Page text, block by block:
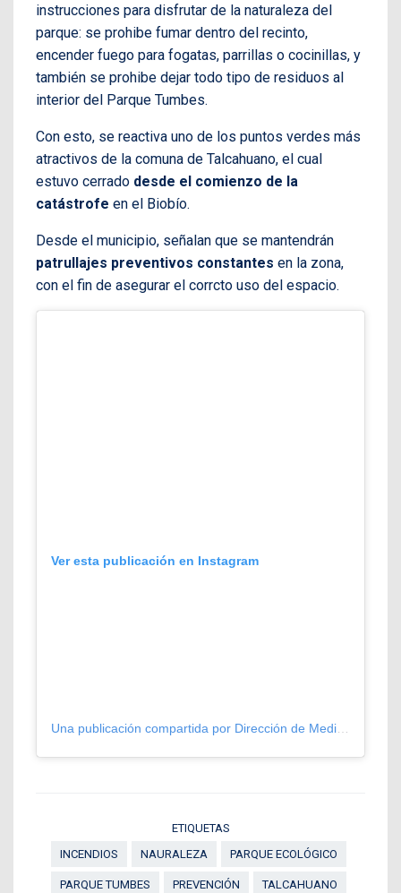
instrucciones para disfrutar de la naturaleza del
parque: se prohibe fumar dentro del recinto,
encender fuego para fogatas, parrillas o cocinillas, y
también se prohibe dejar todo tipo de residuos al
interior del Parque Tumbes.
Con esto, se reactiva uno de los puntos verdes más
atractivos de la comuna de Talcahuano, el cual
estuvo cerrado desde el comienzo de la
catástrofe en el Biobío.
Desde el municipio, señalan que se mantendrán
patrullajes preventivos constantes en la zona,
con el fin de asegurar el corrcto uso del espacio.
Ver esta publicación en Instagram
ETIQUETAS
INCENDIOS
NAURALEZA PARQUE ECOLÓGICO
PARQUE TUMBES PREVENCIÓN TALCAHUANO